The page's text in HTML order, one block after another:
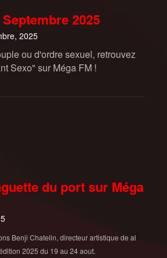
2025
2025
ou d'ordre sexuel, retrouvez
Sexo" sur Méga FM !
du port sur Méga
Benji Chatelin, directeur artistique de al
2025 du 19 au 24 aout.